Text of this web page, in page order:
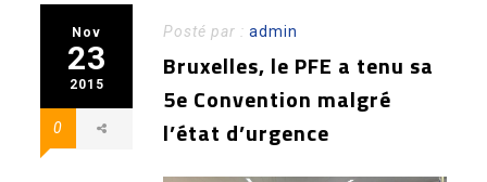
Nov
23
2015
0
Posté par :admin
Bruxelles, le PFE a tenu sa
5e Convention malgré
l’état d’urgence